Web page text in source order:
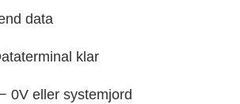
data
klar
0V eller systemjord